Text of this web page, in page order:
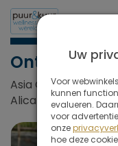
Asia Gardens Hotel
Alicante, Spanje
Uw
Voor
kunnen
evalueren.
voor
onze
hoe deze